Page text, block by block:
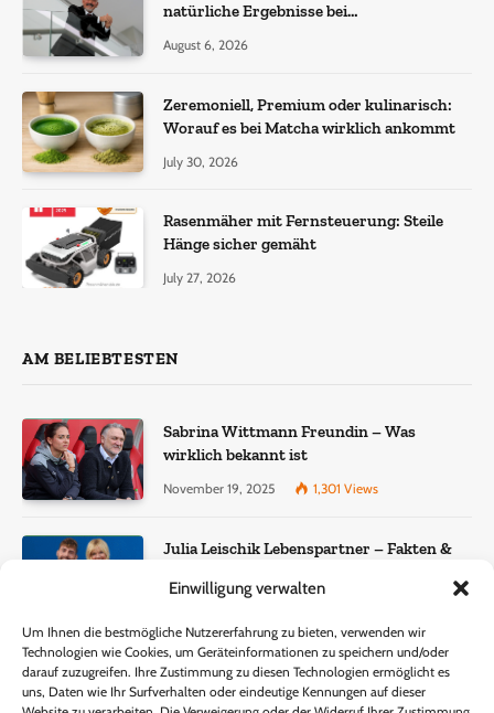
Einwilligung verwalten
Um Ihnen die bestmögliche Nutzererfahrung zu bieten, verwenden wir
Technologien wie Cookies, um Geräteinformationen zu speichern und/oder
darauf zuzugreifen. Ihre Zustimmung zu diesen Technologien ermöglicht es
uns, Daten wie Ihr Surfverhalten oder eindeutige Kennungen auf dieser
natürliche Ergebnisse bei
August 6, 2026
Zeremoniell, Premium oder kulinarisch:
Worauf es bei Matcha wirklich ankommt
July 30, 2026
Rasenmäher mit Fernsteuerung: Steile
Hänge sicher gemäht
July 27, 2026
AM BELIEBTESTEN
Sabrina Wittmann Freundin – Was
wirklich bekannt ist
November 19, 2025 1,301 Views
Julia Leischik Lebenspartner – Fakten &
Lisa Eckhart Gewicht – Fakten, Wahrheit
und öffentliche Wahrnehmung